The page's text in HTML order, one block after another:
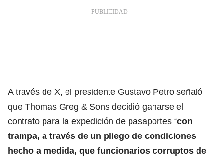
A través de X, el presidente Gustavo Petro señaló
que Thomas Greg & Sons decidió ganarse el
contrato para la expedición de pasaportes “con
trampa, a través de un pliego de condiciones
hecho a medida, que funcionarios corruptos de